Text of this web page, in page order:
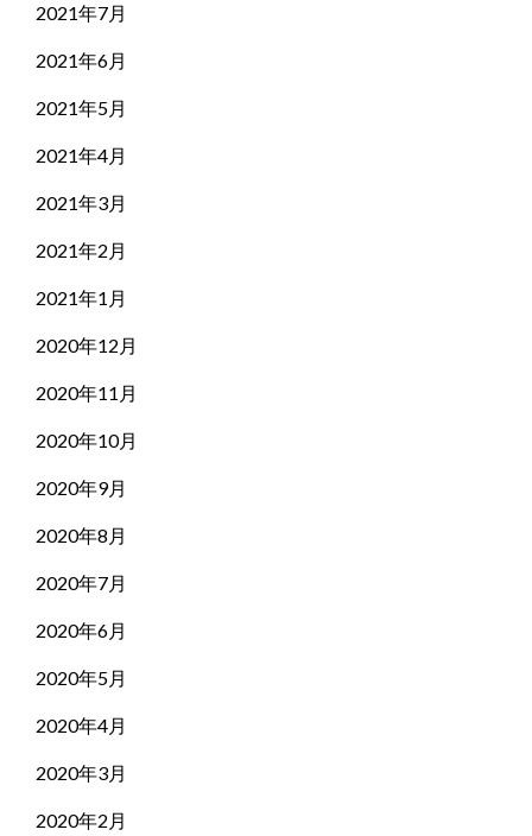
2021年7月
2021年6月
2021年5月
2021年4月
2021年3月
2021年2月
2021年1月
2020年12月
2020年11月
2020年10月
2020年9月
2020年8月
2020年7月
2020年6月
2020年5月
2020年4月
2020年3月
2020年2月